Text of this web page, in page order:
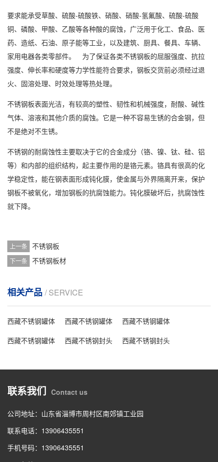
要求能承受草酸、硫酸-硫酸铁、硝酸、硝酸-氢氟酸、硫酸-硫酸
铜、磷酸、甲酸、乙酸等各种酸的腐蚀，广泛用于化工、食品、医
药、造纸、石油、原子能等工业，以及建筑、厨具、餐具、车辆、
家用电器各类零部件。 为了保证各类不锈钢板的屈服强度、抗拉
强度、伸长率和硬度等力学性能符合要求，钢板交货前必须经过退
火、固溶处理、时效处理等热处理。
不锈钢板表面光洁，有较高的塑性、韧性和机械强度，耐酸、碱性
气体、溶液和其他介质的腐蚀。它是一种不容易生锈的合金钢，但
不是绝对不生锈。
不锈钢的耐腐蚀性主要取决于它的合金成分（铬、镍、钛、硅、铝
等）和内部的组织结构，起主要作用的是铬元素。铬具有很高的化
学稳定性，能在钢表面形成钝化膜，使金属与外界隔离开来，保护
钢板不被氧化，增加钢板的抗腐蚀能力。钝化膜破坏后，抗腐蚀性
就下降。
上一条 不锈钢板
下一条 不锈钢板材
相关产品 / SERVICE
西藏不锈钢罐体 西藏不锈钢罐体
西藏不锈钢罐体
西藏不锈钢罐体
西藏不锈钢封头 西藏不锈钢封头
联系我们 Contact us
公司地址：山东省淄博市周村区南郊镇工业园
联系电话：13906435551
手机号码：13906435551